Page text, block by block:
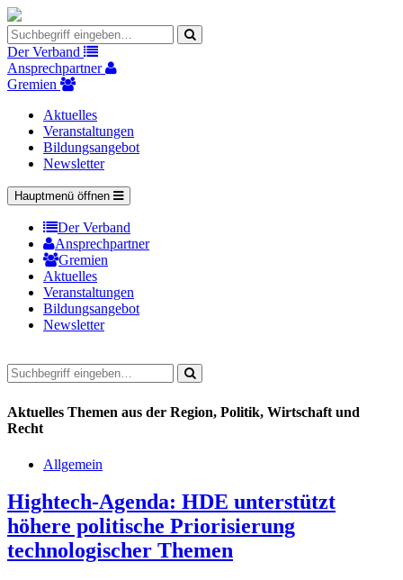
Der Verband
Ansprechpartner
Gremien
Aktuelles
Veranstaltungen
Bildungsangebot
Newsletter
Hauptmenü öffnen
Der Verband
Ansprechpartner
Gremien
Aktuelles
Veranstaltungen
Bildungsangebot
Newsletter
Aktuelles Themen aus der Region, Politik, Wirtschaft und
Recht
Allgemein
Hightech-Agenda: HDE unterstützt
höhere politische Priorisierung
technologischer Themen